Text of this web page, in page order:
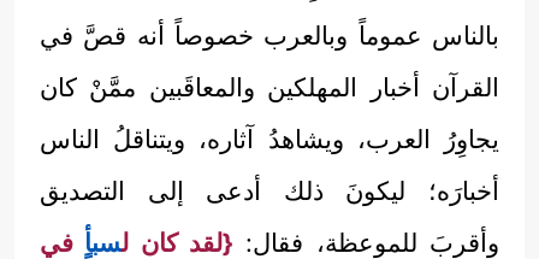
بالناس عموماً وبالعرب خصوصاً أنه قصَّ في
القرآن أخبار المهلكين والمعاقَبين ممَّنْ كان
يجاوِرُ العرب، ويشاهدُ آثاره، ويتناقلُ الناس
أخبارَه؛ ليكونَ ذلك أدعى إلى التصديق
وأقربَ للموعظة، فقال: {لقد كان لسبأ ٍ في